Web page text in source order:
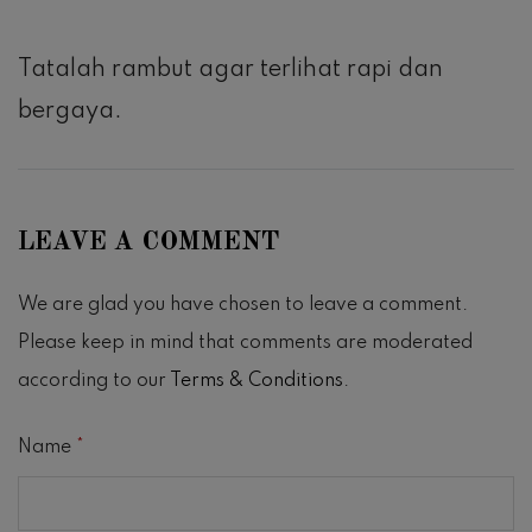
Tatalah rambut agar terlihat rapi dan
bergaya.
LEAVE A COMMENT
We are glad you have chosen to leave a comment.
Please keep in mind that comments are moderated
according to our Terms & Conditions.
Name